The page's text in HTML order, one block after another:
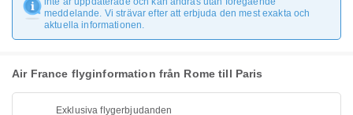
meddelande. Vi strävar efter att erbjuda den mest exakta och
aktuella informationen.
Air France flyginformation från Rome till Paris
Exklusiva flygerbjudanden